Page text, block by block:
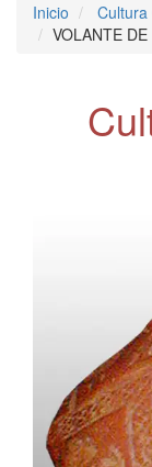
Inicio
VOLANTE